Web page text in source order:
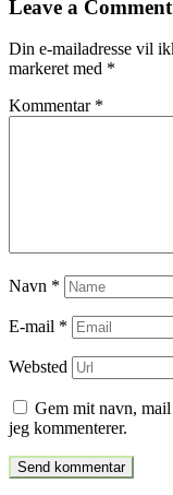
Leave a Comment
Din e-mailadresse vil
markeret med *
Kommentar *
Navn *
E-mail *
Websted
Gem mit navn,
jeg kommenterer.